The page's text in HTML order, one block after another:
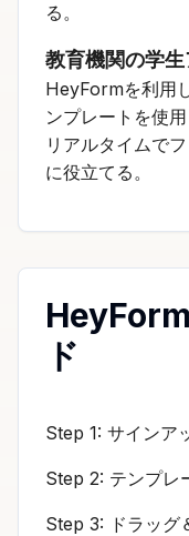
る。
教育機関の学生
HeyFormを利用
ンプレートを使
リアルタイムで
に役立てる。
ド
Step 1: サインア
Step 2: テンプレ
Step 3: ドラッグ